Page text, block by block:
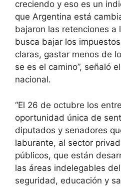
creciendo y eso es un
que Argentina está
bajaron las retenciones a
busca bajar los
claras, gastar menos de
se es el camino”, señaló
nacional.
“El 26 de octubre los
oportunidad única de
diputados y senadores
laburante, al sector
públicos, que están
las áreas indelegables
seguridad, educación y